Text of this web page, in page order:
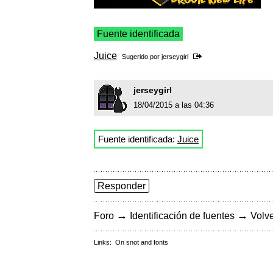
Fuente identificada
Juice Sugerido por jerseygirl
jerseygirl
18/04/2015 a las 04:36
Fuente identificada: Juice
Responder
Foro → Identificación de fuentes →
Links: On snot and fonts